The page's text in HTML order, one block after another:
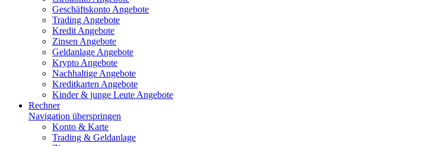
Geschäftskonto Angebote
Trading Angebote
Kredit Angebote
Zinsen Angebote
Geldanlage Angebote
Krypto Angebote
Nachhaltige Angebote
Kreditkarten Angebote
Kinder & junge Leute Angebote
Rechner
Navigation überspringen
Konto & Karte
Trading & Geldanlage